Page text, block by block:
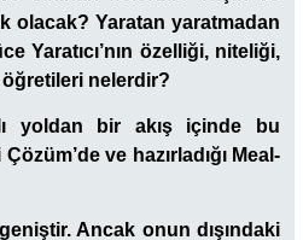
olacak? Yaratan yaratmadan
Yaratıcı’nın özelliği, niteliği,
nelerdir?
yoldan bir akış içinde bu
ve hazırladığı Meal-
Ancak onun dışındaki